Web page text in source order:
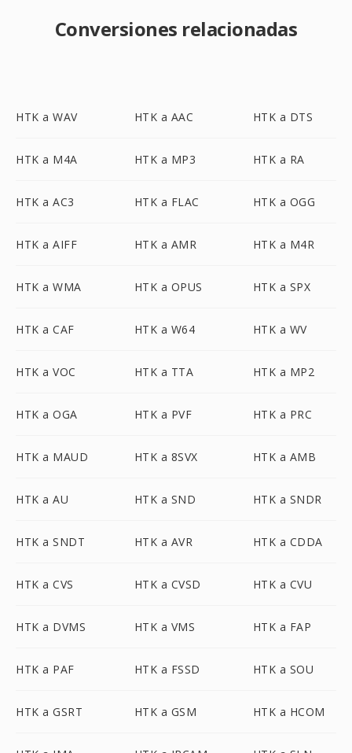
Conversiones relacionadas
HTK a WAV HTK a AAC HTK a DTS
HTK a M4A HTK a MP3 HTK a RA
HTK a AC3 HTK a FLAC HTK a OGG
HTK a AIFF HTK a AMR HTK a M4R
HTK a WMA HTK a OPUS HTK a SPX
HTK a CAF HTK a W64 HTK a WV
HTK a VOC HTK a TTA HTK a MP2
HTK a OGA HTK a PVF HTK a PRC
HTK a MAUD HTK a 8SVX HTK a AMB
HTK a AU HTK a SND HTK a SNDR
HTK a SNDT HTK a AVR HTK a CDDA
HTK a CVS HTK a CVSD HTK a CVU
HTK a DVMS HTK a VMS HTK a FAP
HTK a PAF HTK a FSSD HTK a SOU
HTK a GSRT HTK a GSM HTK a HCOM